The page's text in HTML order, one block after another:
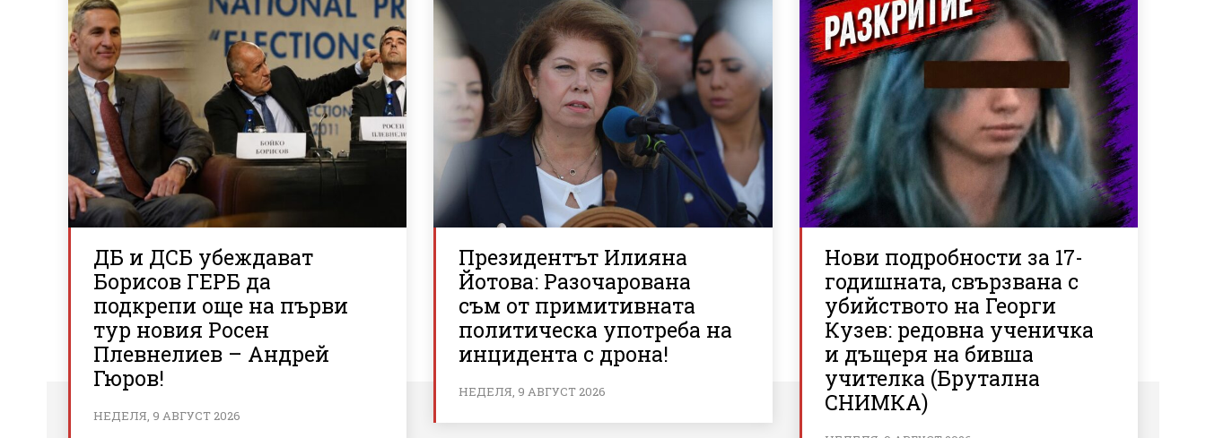
ДБ и ДСБ убеждават
Борисов ГЕРБ да
подкрепи още на първи
тур новия Росен
Плевнелиев – Андрей
Гюров!
НЕДЕЛЯ, 9 АВГУСТ 2026
Президентът Илияна
Йотова: Разочарована
съм от примитивната
политическа употреба на
инцидента с дрона!
НЕДЕЛЯ, 9 АВГУСТ 2026
Нови подробности за 17-
годишната, свързвана с
убийството на Георги
Кузев: редовна ученичка
и дъщеря на бивша
учителка (Брутална
СНИМКА)